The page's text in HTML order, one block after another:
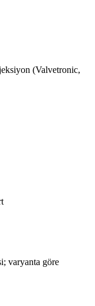
(Valvetronic,
varyanta göre